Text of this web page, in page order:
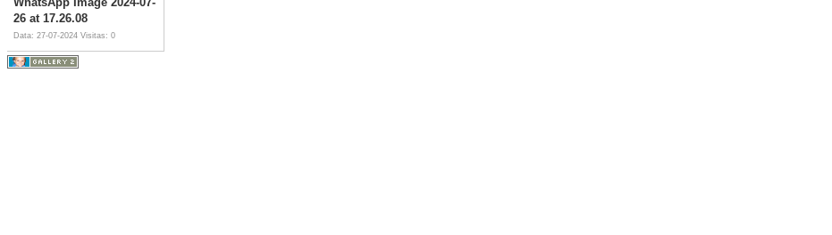
26 at 17.26.08
Data: 27-07-2024 Visitas: 0